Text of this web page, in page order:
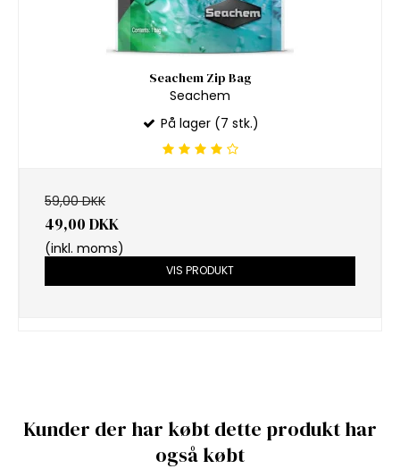
Seachem Zip Bag
Seachem
På lager (7 stk.)
59,00 DKK
49,00 DKK
(inkl. moms)
VIS PRODUKT
Kunder der har købt dette produkt har
også købt